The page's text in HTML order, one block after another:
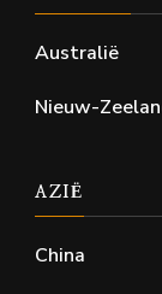
Australië
Nieuw-
AZIË
China